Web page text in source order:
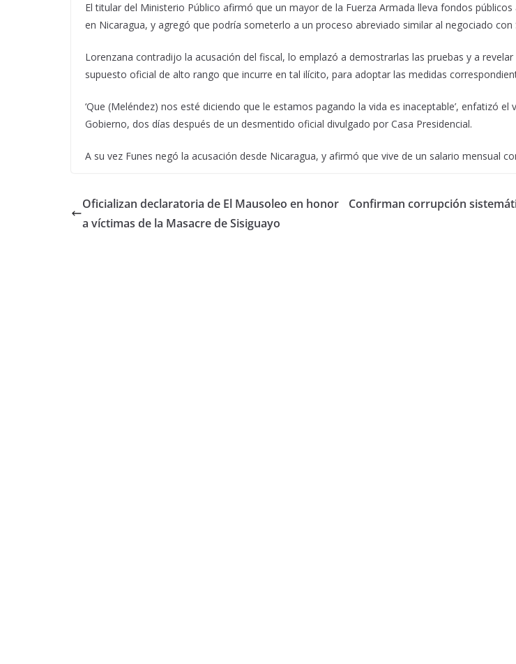
El titular del Ministerio Público afirmó que un mayor de la Fuerza Armada lleva fondos públicos
en Nicaragua, y agregó que podría someterlo a un proceso abreviado similar al negociado con
Lorenzana contradijo la acusación del fiscal, lo emplazó a demostrarlas las pruebas y a revelar
supuesto oficial de alto rango que incurre en tal ilícito, para adoptar las medidas
‘Que (Meléndez) nos esté diciendo que le estamos pagando la vida es inaceptable’, enfatizó el
Gobierno, dos días después de un desmentido oficial divulgado por Casa Presidencial.
A su vez Funes negó la acusación desde Nicaragua, y afirmó que vive de un salario mensual
Oficializan declaratoria de El Mausoleo en honor
a víctimas de la Masacre de Sisiguayo
Confirman corrupción